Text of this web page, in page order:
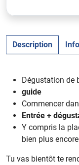
Description
Dégustation de
guide
Commencer
Entrée +
Y compris la
bien plus
Tu vas bientôt te